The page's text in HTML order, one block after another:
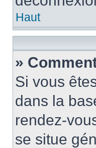
Haut
»
Si vous
dans la
rendez-
se situe